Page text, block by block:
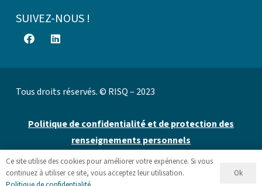
SUIVEZ-NOUS !
Tous droits réservés. © RISQ – 2023
Politique de confidentialité et de protection des
renseignements personnels
Site web par 👉 Cinetic
Ce site utilise des cookies pour améliorer votre expérience. Si vous
continuez à utiliser ce site, vous acceptez leur utilisation.
Ok